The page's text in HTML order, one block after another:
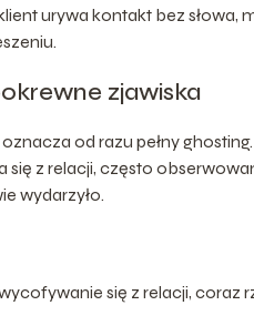
urywa kontakt bez słowa,
zjawiska
od razu pełny
z relacji, często
wydarzyło.
się z relacji, coraz